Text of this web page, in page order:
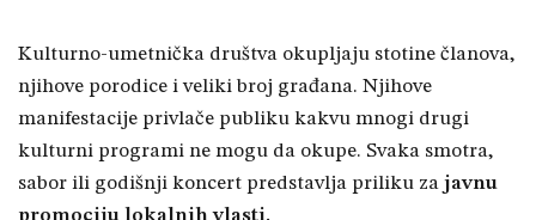
Kulturno-umetnička društva okupljaju stotine članova,
njihove porodice i veliki broj građana. Njihove
manifestacije privlače publiku kakvu mnogi drugi
kulturni programi ne mogu da okupe. Svaka smotra,
sabor ili godišnji koncert predstavlja priliku za javnu
promociju lokalnih vlasti.